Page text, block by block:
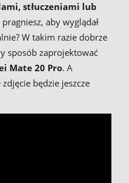
stłuczeniami lub
aby wyglądał
W takim razie dobrze
sposób zaprojektować
Mate 20 Pro. A
będzie jeszcze